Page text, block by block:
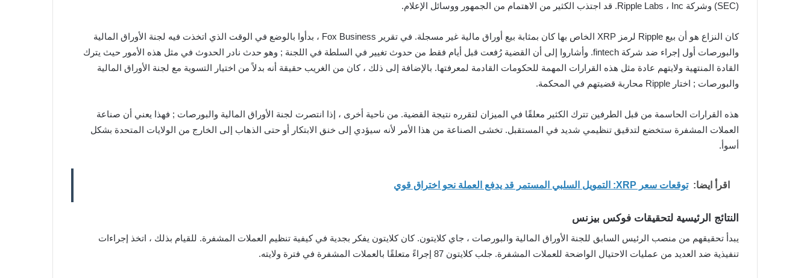
(SEC) وشركة Ripple Labs ، Inc. قد اجتذب الكثير من الاهتمام من الجمهور ووسائل الإعلام.
كان النزاع هو أن بيع Ripple لرمز XRP الخاص بها كان بمثابة بيع أوراق مالية غير مسجلة. في تقرير Fox Business ، بدأوا بالوضع في الوقت الذي اتخذت فيه لجنة الأوراق المالية
والبورصات أول إجراء ضد شركة fintech. وأشاروا إلى أن القضية رُفعت قبل أيام فقط من حدوث تغيير في السلطة في اللجنة ; وهو حدث نادر الحدوث في مثل هذه الأمور حيث يترك
القادة المنتهية ولايتهم عادة مثل هذه القرارات المهمة للحكومات القادمة لمعرفتها. بالإضافة إلى ذلك ، كان من الغريب حقيقة أنه بدلاً من اختيار التسوية مع لجنة الأوراق المالية
والبورصات ; اختار Ripple محاربة قضيتهم في المحكمة.
هذه القرارات الحاسمة من قبل الطرفين تترك الكثير معلقًا في الميزان لتقرره نتيجة القضية. من ناحية أخرى ، إذا انتصرت لجنة الأوراق المالية والبورصات ; فهذا يعني أن صناعة
العملات المشفرة ستخضع لتدقيق تنظيمي شديد في المستقبل. تخشى الصناعة من هذا الأمر لأنه سيؤدي إلى خنق الابتكار أو حتى الذهاب إلى الخارج من الولايات المتحدة بشكل
أسوأ.
اقرأ ايضا: توقعات سعر XRP: التمويل السلبي المستمر قد يدفع العملة نحو اختراق قوي
النتائج الرئيسية لتحقيقات فوكس بيزنس
يبدأ تحقيقهم من منصب الرئيس السابق للجنة الأوراق المالية والبورصات ، جاي كلايتون. كان كلايتون يفكر بجدية في كيفية تنظيم العملات المشفرة. للقيام بذلك ، اتخذ إجراءات
تنفيذية ضد العديد من عمليات الاحتيال الواضحة للعملات المشفرة. جلب كلايتون 87 إجراءً متعلقًا بالعملات المشفرة في فترة ولايته.